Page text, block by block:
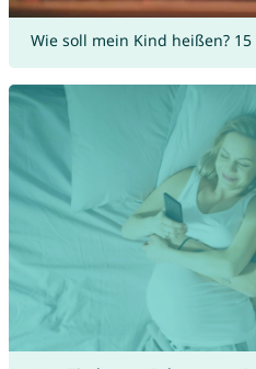
Wie soll mein Kind heißen?